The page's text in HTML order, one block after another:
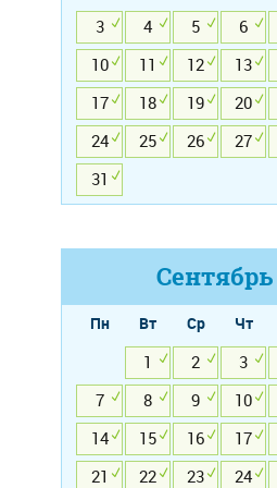
3
4 5 6
10
11 12 13
17
18 19 20
24
25 26 27
31
Сентябрь
Пн Вт Ср Чт
1
2 3
7
8 9 10
14
15 16 17
21
22 23 24